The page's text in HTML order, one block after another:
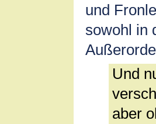
und
sowohl in
Und
aber